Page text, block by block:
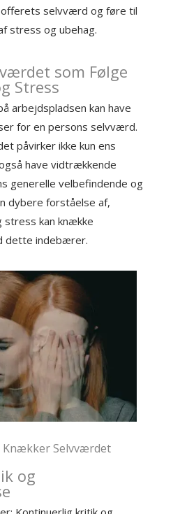
offerets selvværd og føre til
stress og ubehag.
som Følge
Stress
arbejdspladsen kan have
for en persons selvværd.
påvirker ikke kun ens
have vidtrækkende
generelle velbefindende og
dybere forståelse af,
stress kan knække
dette indebærer.
Selvværdet
og